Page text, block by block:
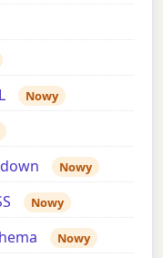
Nowy
Nowy
Nowy
Nowy